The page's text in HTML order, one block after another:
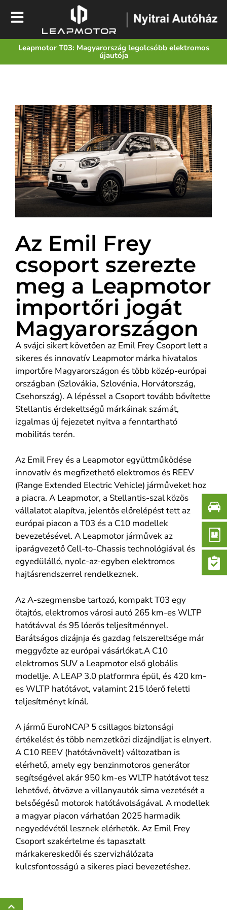
Leapmotor T03: Magyarország legolcsóbb elektromos
újautója
Az Emil Frey
csoport szerezte
meg a Leapmotor
importőri jogát
Magyarországon
A svájci sikert követően az Emil Frey Csoport lett a
sikeres és innovatív Leapmotor márka hivatalos
importőre Magyarországon és több közép-európai
országban (Szlovákia, Szlovénia, Horvátország,
Csehország). A lépéssel a Csoport tovább bővítette
Stellantis érdekeltségű márkáinak számát,
izgalmas új fejezetet nyitva a fenntartható
mobilitás terén.
Az Emil Frey és a Leapmotor együttműködése
innovatív és megfizethető elektromos és REEV
(Range Extended Electric Vehicle) járműveket hoz
a piacra. A Leapmotor, a Stellantis-szal közös
vállalatot alapítva, jelentős előrelépést tett az
európai piacon a T03 és a C10 modellek
bevezetésével. A Leapmotor járművek az
iparágvezető Cell-to-Chassis technológiával és
egyedülálló, nyolc-az-egyben elektromos
hajtásrendszerrel rendelkeznek.
Az A-szegmensbe tartozó, kompakt T03 egy
ötajtós, elektromos városi autó 265 km-es WLTP
hatótávval és 95 lóerős teljesítménnyel.
Barátságos dizájnja és gazdag felszereltsége már
meggyőzte az európai vásárlókat.A C10
elektromos SUV a Leapmotor első globális
modellje. A LEAP 3.0 platformra épül, és 420 km-
es WLTP hatótávot, valamint 215 lóerő feletti
teljesítményt kínál.
A jármű EuroNCAP 5 csillagos biztonsági
értékelést és több nemzetközi dizájndíjat is elnyert.
A C10 REEV (hatótávnövelt) változatban is
elérhető, amely egy benzinmotoros generátor
segítségével akár 950 km-es WLTP hatótávot tesz
lehetővé, ötvözve a villanyautók sima vezetését a
belsőégésű motorok hatótávolságával. A modellek
a magyar piacon várhatóan 2025 harmadik
negyedévétől lesznek elérhetők. Az Emil Frey
Csoport szakértelme és tapasztalt
márkakereskedői és szervizhálózata
kulcsfontosságú a sikeres piaci bevezetéshez.